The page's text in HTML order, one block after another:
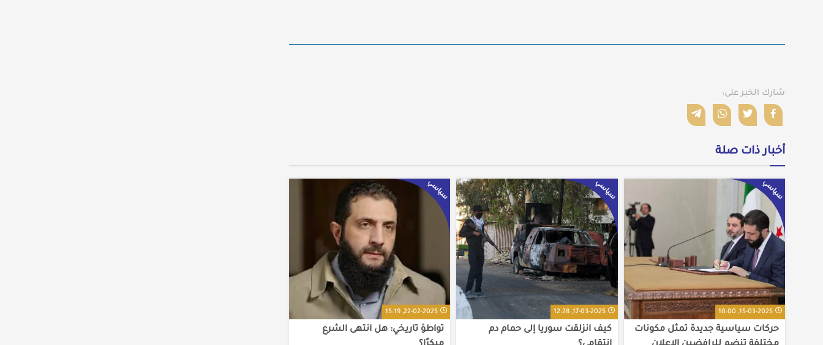
شارك الخبر على:
أخبار ذات صلة
سياسي
15-03-2025, 10:00
حركات سياسية جديدة تمثل مكونات
سياسي
17-03-2025, 12:28
كيف انزلقت سوريا إلى حمام دم
سياسي
22-02-2025, 15:19
‎تواطؤ تاريخي: هل انتهى الشرع